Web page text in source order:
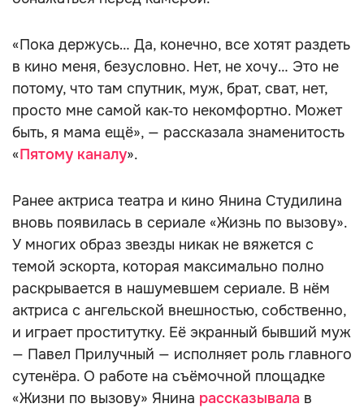
«Пока держусь… Да, конечно, все хотят раздеть
в кино меня, безусловно. Нет, не хочу… Это не
потому, что там спутник, муж, брат, сват, нет,
просто мне самой как‑то некомфортно. Может
быть, я мама ещё», — рассказала знаменитость
«Пятому каналу».
Ранее актриса театра и кино Янина Студилина
вновь появилась в сериале «Жизнь по вызову».
У многих образ звезды никак не вяжется с
темой эскорта, которая максимально полно
раскрывается в нашумевшем сериале. В нём
актриса с ангельской внешностью, собственно,
и играет проститутку. Её экранный бывший муж
— Павел Прилучный — исполняет роль главного
сутенёра. О работе на съёмочной площадке
«Жизни по вызову» Янина рассказывала в